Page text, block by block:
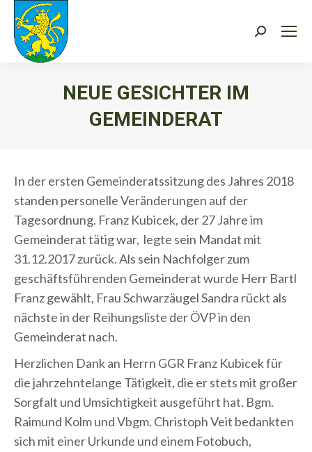
Search:
NEUE GESICHTER IM
GEMEINDERAT
In der ersten Gemeinderatssitzung des Jahres 2018
standen personelle Veränderungen auf der
Tagesordnung. Franz Kubicek, der 27 Jahre im
Gemeinderat tätig war, legte sein Mandat mit
31.12.2017 zurück. Als sein Nachfolger zum
geschäftsführenden Gemeinderat wurde Herr Bartl
Franz gewählt, Frau Schwarzäugel Sandra rückt als
nächste in der Reihungsliste der ÖVP in den
Gemeinderat nach.
Herzlichen Dank an Herrn GGR Franz Kubicek für
die jahrzehntelange Tätigkeit, die er stets mit großer
Sorgfalt und Umsichtigkeit ausgeführt hat. Bgm.
Raimund Kolm und Vbgm. Christoph Veit bedankten
sich mit einer Urkunde und einem Fotobuch,